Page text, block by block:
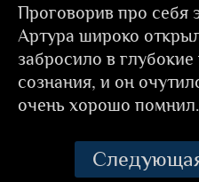
Проговорив про себя
Артура широко
забросило в
сознания, и он
очень хорошо